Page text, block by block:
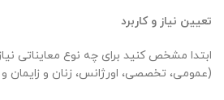
تعیین نیاز و کاربرد
ابتدا مشخص کنید برای چه نوع معایناتی
(عمومی، تخصصی، اورژانس، زنان و زایمان